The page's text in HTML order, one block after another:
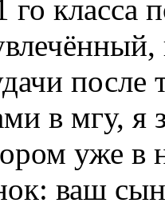
го класса
после
в мгу, я
уже в
ваш